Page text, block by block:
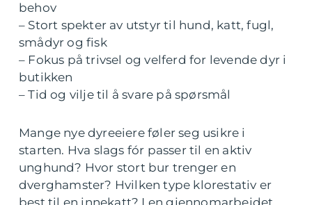
behov
– Stort spekter av utstyr til hund, katt, fugl,
smådyr og fisk
– Fokus på trivsel og velferd for levende dyr i
butikken
– Tid og vilje til å svare på spørsmål
Mange nye dyreeiere føler seg usikre i
starten. Hva slags fór passer til en aktiv
unghund? Hvor stort bur trenger en
dverghamster? Hvilken type klorestativ er
best til en innekatt? I en gjennomarbeidet